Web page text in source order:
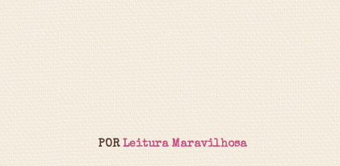
POR Leitura Maravilhosa